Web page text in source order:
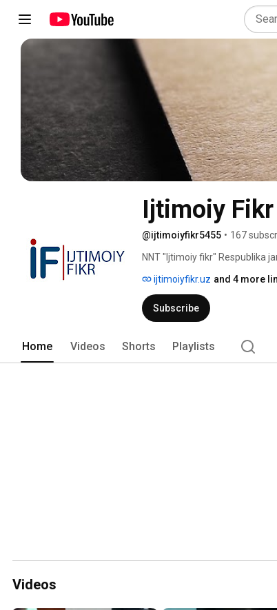
Ijtimoiy Fikr
@ijtimoiyfikr5455 • 167
NNT "Ijtimoiy fikr" Respublika
yangiliklar va tadqiqotlar
ijtimoiyfikr.uz and 4 more
Subscribe
Home Videos Shorts Playlists
Videos